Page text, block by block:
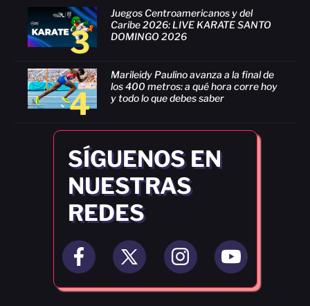
3
Juegos Centroamericanos y del
Caribe 2026: LIVE KARATE SANTO
DOMINGO 2026
4
Marileidy Paulino avanza a la final de
los 400 metros: a qué hora corre hoy
y todo lo que debes saber
SÍGUENOS EN
NUESTRAS
REDES